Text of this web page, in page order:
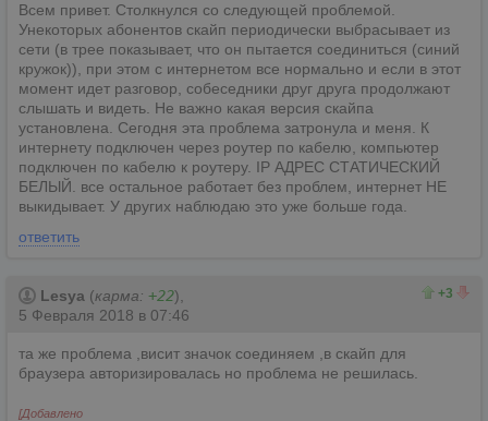
Всем привет. Столкнулся со следующей проблемой.
Унекоторых абонентов скайп периодически выбрасывает из
сети (в трее показывает, что он пытается соединиться (синий
кружок)), при этом с интернетом все нормально и если в этот
момент идет разговор, собеседники друг друга продолжают
слышать и видеть. Не важно какая версия скайпа
установлена. Сегодня эта проблема затронула и меня. К
интернету подключен через роутер по кабелю, компьютер
подключен по кабелю к роутеру. IP АДРЕС СТАТИЧЕСКИЙ
БЕЛЫЙ. все остальное работает без проблем, интернет НЕ
выкидывает. У других наблюдаю это уже больше года.
ответить
+3
Lesya (карма: +22),
5 Февраля 2018 в 07:46
та же проблема ,висит значок соединяем ,в скайп для
браузера авторизировалась но проблема не решилась.
[Добавлено